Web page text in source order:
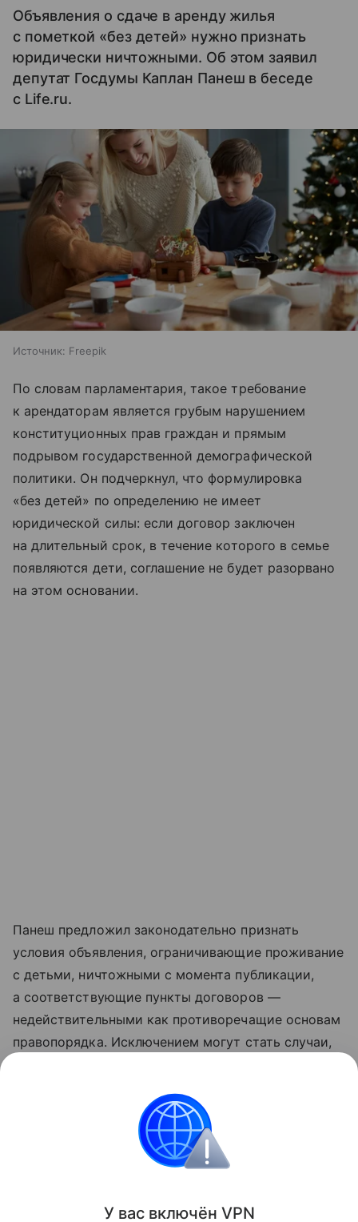
Объявления о сдаче в аренду жилья
с пометкой «без детей» нужно признать
юридически ничтожными. Об этом заявил
депутат Госдумы Каплан Панеш в беседе
с Life.ru.
Источник: Freepik
По словам парламентария, такое требование
к арендаторам является грубым нарушением
конституционных прав граждан и прямым
подрывом государственной демографической
политики. Он подчеркнул, что формулировка
«без детей» по определению не имеет
юридической силы: если договор заключен
на длительный срок, в течение которого в семье
появляются дети, соглашение не будет разорвано
на этом основании.
Панеш предложил законодательно признать
условия объявления, ограничивающие проживание
с детьми, ничтожными с момента публикации,
а соответствующие пункты договоров —
недействительными как противоречащие основам
правопорядка. Исключением могут стать случаи,
или требований безопасности.
Поделиться
У вас включён VPN